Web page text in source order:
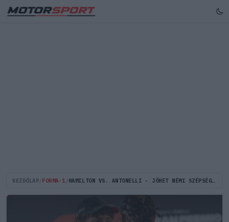
KEZDŐLAP FORMA-1 HAMILTON VS. ANTONELLI - JÖHET NÉMI SZÉPSÉGTAPASZ A SZEZON VÉGÉRE?